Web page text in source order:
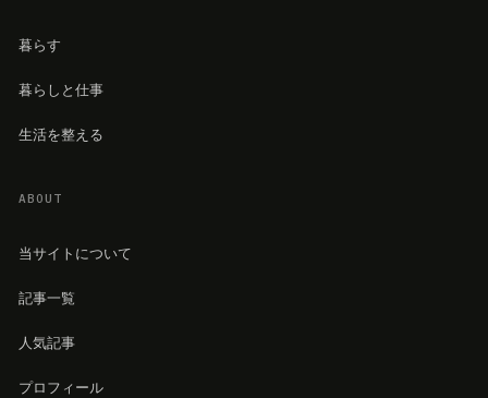
暮らす
暮らしと仕事
生活を整える
ABOUT
当サイトについて
記事一覧
人気記事
プロフィール